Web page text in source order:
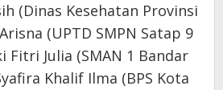
(Dinas Kesehatan Provinsi
(UPTD SMPN Satap 9
Fitri Julia (SMAN 1 Bandar
Khalif Ilma (BPS Kota